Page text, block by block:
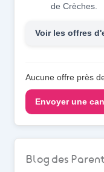
de Crèches.
Voir les offres
Aucune offre près
Envoyer une
Blog des